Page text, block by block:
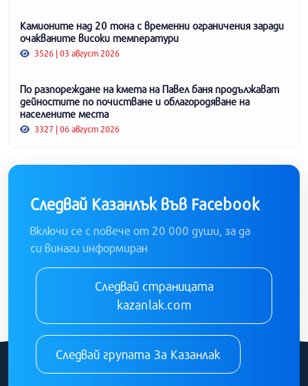
Камионите над 20 тона с временни ограничения заради
очакваните високи температури
3526 | 03 август 2026
По разпореждане на кмета на Павел баня продължават
дейностите по почистване и облагородяване на
населените места
3327 | 06 август 2026
Следвай Казанлък във Facebook
Включи се с повече от 20 000 души, за да
си винаги информиран
Следвай страницата
kazanlak.com
Следвай групата За Казанлак